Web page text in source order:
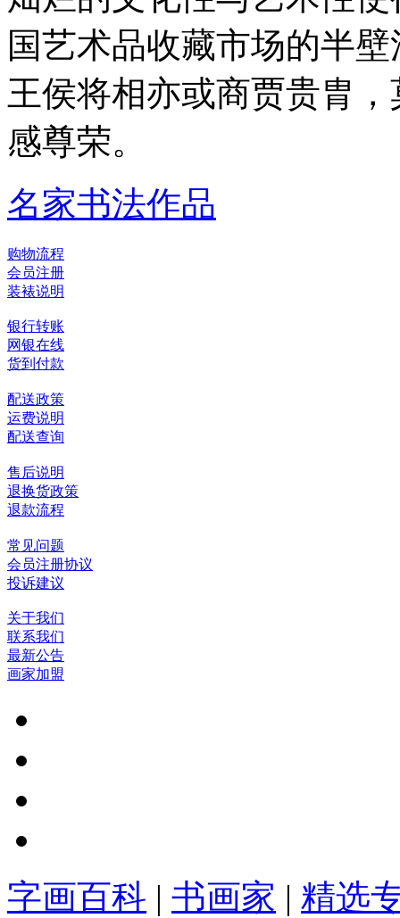
国艺术品收藏市场的半
王侯将相亦或商贾贵胄
感尊荣。
名家书法作品
购物流程
会员注册
装裱说明
银行转账
网银在线
货到付款
配送政策
运费说明
配送查询
售后说明
退换货政策
退款流程
常见问题
会员注册协议
投诉建议
关于我们
联系我们
最新公告
画家加盟
字画百科 | 书画家 | 精选